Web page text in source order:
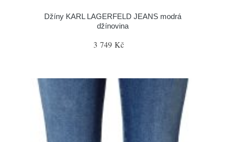
Džíny KARL LAGERFELD JEANS modrá
džínovina
3 749 Kč